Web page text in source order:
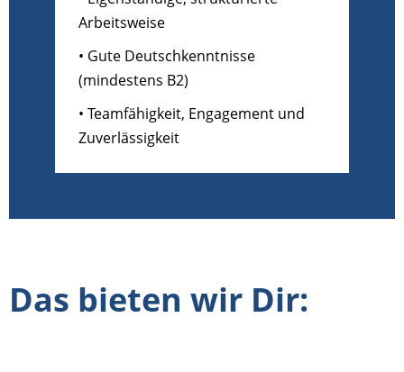
Arbeitsweise
• Gute Deutschkenntnisse
(mindestens B2)
• Teamfähigkeit, Engagement und
Zuverlässigkeit
Das bieten wir Dir: